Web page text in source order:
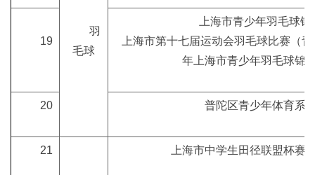
羽
毛球
19
上海市青少年羽毛球锦
上海市第十七届运动会羽毛球比赛（
年上海市青少年羽毛球锦
20 普陀区青少年体育系
21 上海市中学生田径联盟杯赛